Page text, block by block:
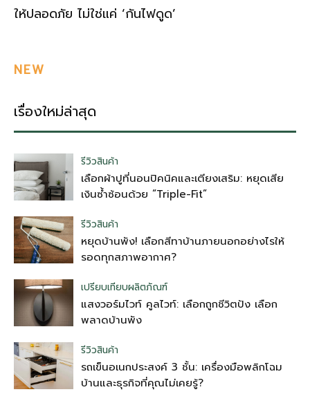
ให้ปลอดภัย ไม่ใช่แค่ ‘กันไฟดูด’
NEW
เรื่องใหม่ล่าสุด
รีวิวสินค้า
เลือกผ้าปูที่นอนปิคนิคและเตียงเสริม: หยุดเสีย
เงินซ้ำซ้อนด้วย “Triple-Fit”
รีวิวสินค้า
หยุดบ้านพัง! เลือกสีทาบ้านภายนอกอย่างไรให้
รอดทุกสภาพอากาศ?
เปรียบเทียบผลิตภัณฑ์
แสงวอร์มไวท์ คูลไวท์: เลือกถูกชีวิตปัง เลือก
พลาดบ้านพัง
รีวิวสินค้า
รถเข็นอเนกประสงค์ 3 ชั้น: เครื่องมือพลิกโฉม
บ้านและธุรกิจที่คุณไม่เคยรู้?